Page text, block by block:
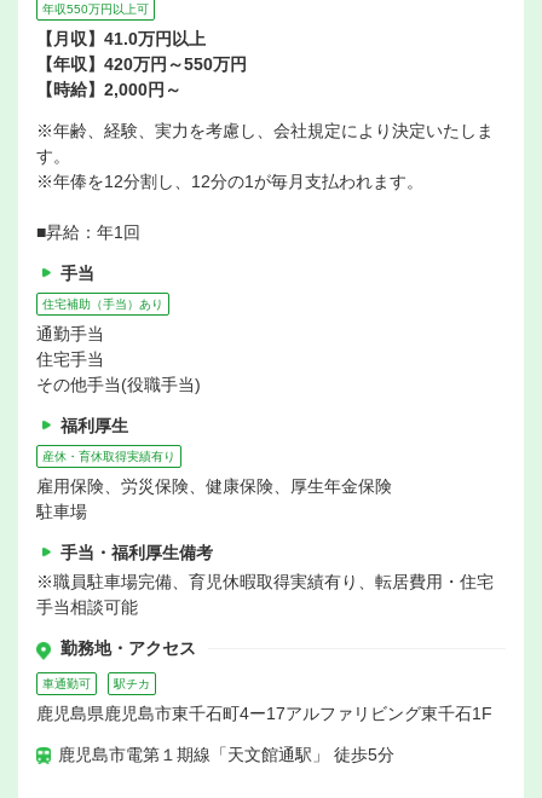
年収550万円以上可
【月収】41.0万円以上
【年収】420万円～550万円
【時給】2,000円～
※年齢、経験、実力を考慮し、会社規定により決定いたしま
す。
※年俸を12分割し、12分の1が毎月支払われます。
■昇給：年1回
手当
住宅補助（手当）あり
通勤手当
住宅手当
その他手当(役職手当)
福利厚生
産休・育休取得実績有り
雇用保険、労災保険、健康保険、厚生年金保険
駐車場
手当・福利厚生備考
※職員駐車場完備、育児休暇取得実績有り、転居費用・住宅
手当相談可能
勤務地・アクセス
車通勤可 駅チカ
鹿児島県鹿児島市東千石町4ー17アルファリビング東千石1F
鹿児島市電第１期線「天文館通駅」 徒歩5分